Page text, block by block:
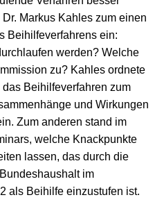
Markus Kahles zum einen
Beihilfeverfahrens ein:
werden? Welche
zu? Kahles ordnete
Beihilfeverfahren zum
und Wirkungen
Zum anderen stand im
welche Knackpunkte
lassen, das durch die
im
als Beihilfe einzustufen ist.